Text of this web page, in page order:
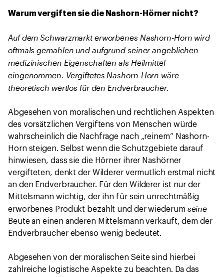
Warum vergiften sie die Nashorn-Hörner nicht?
Auf dem Schwarzmarkt erworbenes Nashorn-Horn wird
oftmals gemahlen und aufgrund seiner angeblichen
medizinischen Eigenschaften als Heilmittel
eingenommen. Vergiftetes Nashorn-Horn wäre
theoretisch wertlos für den Endverbraucher.
Abgesehen von moralischen und rechtlichen Aspekten
des vorsätzlichen Vergiftens von Menschen würde
wahrscheinlich die Nachfrage nach „reinem“ Nashorn-
Horn steigen. Selbst wenn die Schutzgebiete darauf
hinwiesen, dass sie die Hörner ihrer Nashörner
vergifteten, denkt der Wilderer vermutlich erstmal nicht
an den Endverbraucher. Für den Wilderer ist nur der
Mittelsmann wichtig, der ihn für sein unrechtmäßig
erworbenes Produkt bezahlt und der wiederum seine
Beute an einen anderen Mittelsmann verkauft, dem der
Endverbraucher ebenso wenig bedeutet.
Abgesehen von der moralischen Seite sind hierbei
zahlreiche logistische Aspekte zu beachten. Da das